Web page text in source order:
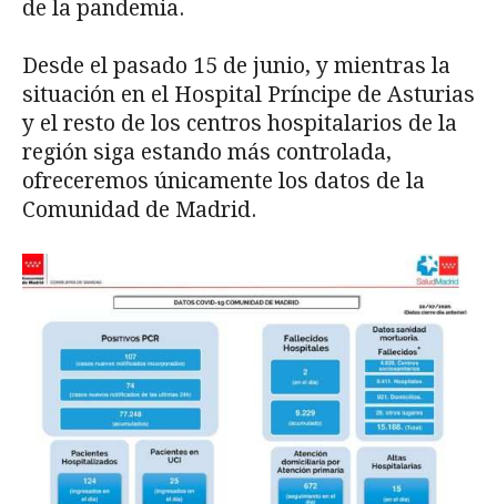
de la pandemia.
Desde el pasado 15 de junio, y mientras la
situación en el Hospital Príncipe de Asturias
y el resto de los centros hospitalarios de la
región siga estando más controlada,
ofreceremos únicamente los datos de la
Comunidad de Madrid.